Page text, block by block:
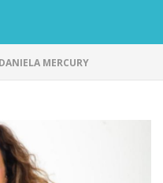
DANIELA MERCURY